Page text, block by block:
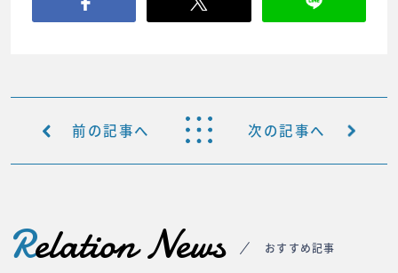
前の記事へ 次の記事へ
Relation News おすすめ記事